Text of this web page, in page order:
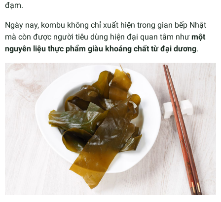
đạm.
Ngày nay, kombu không chỉ xuất hiện trong gian bếp Nhật
mà còn được người tiêu dùng hiện đại quan tâm như một
nguyên liệu thực phẩm giàu khoáng chất từ đại dương.